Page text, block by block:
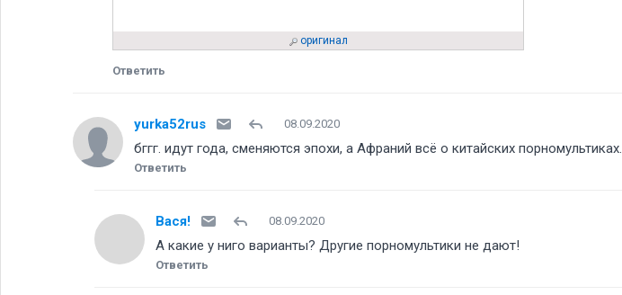
оригинал
Ответить
yurka52rus 08.09.2020
бггг. идут года, сменяются эпохи, а Афраний всё о китайских порномультиках.
Ответить
Вася! 08.09.2020
А какие у ниго варианты? Другие порномультики не дают!
Ответить